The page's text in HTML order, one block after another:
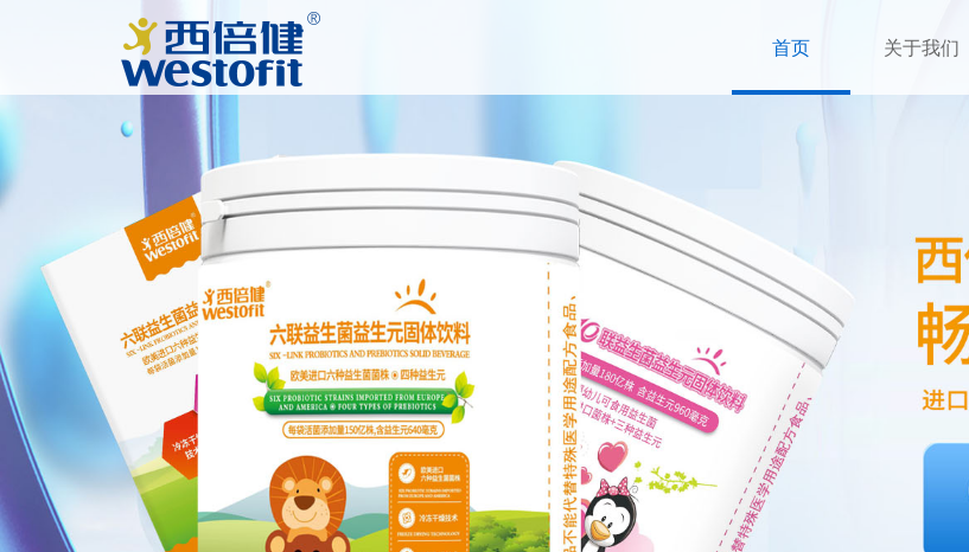
首页 关于我们